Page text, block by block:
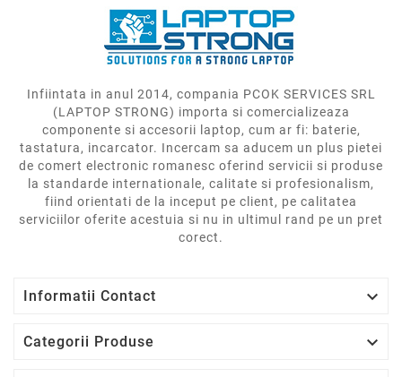
Infiintata in anul 2014, compania PCOK SERVICES SRL
(LAPTOP STRONG) importa si comercializeaza
componente si accesorii laptop, cum ar fi: baterie,
tastatura, incarcator. Incercam sa aducem un plus pietei
de comert electronic romanesc oferind servicii si produse
la standarde internationale, calitate si profesionalism,
fiind orientati de la inceput pe client, pe calitatea
serviciilor oferite acestuia si nu in ultimul rand pe un pret
corect.
Informatii Contact 
Categorii Produse 